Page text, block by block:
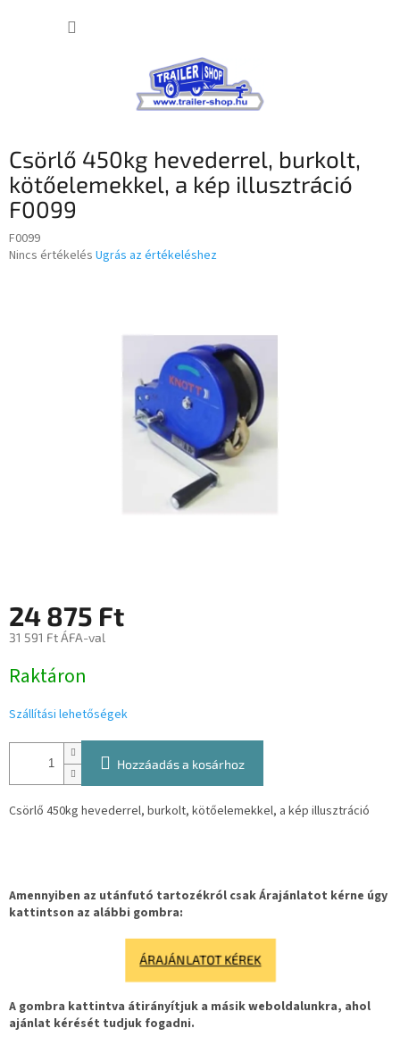
Csörlő 450kg hevederrel, burkolt,
kötőelemekkel, a kép illusztráció
F0099
F0099
A
Nincs értékelés Ugrás az értékeléshez
24 875 Ft
31 591 Ft ÁFA-val
Raktáron
Szállítási lehetőségek
Hozzáadás a kosárhoz
Csörlő 450kg hevederrel, burkolt, kötőelemekkel, a kép illusztráció
Amennyiben az utánfutó tartozékról csak Árajánlatot kérne úgy
kattintson az alábbi gombra:
ÁRAJÁNLATOT KÉREK
A gombra kattintva átirányítjuk a másik weboldalunkra, ahol
ajánlat kérését tudjuk fogadni.